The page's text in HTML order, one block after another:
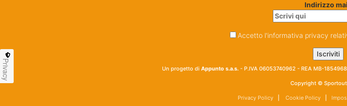
Indirizzo
Accetto l'informativa privacy
Un progetto di Appunto s.a.s. - P.IVA 06053740962 - REA MB-
Copyright ©
Privacy Policy| Cookie Policy|
Privacy